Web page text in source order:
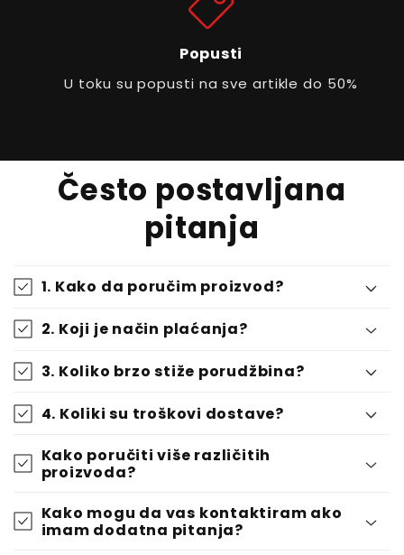
Popusti
U toku su popusti na sve artikle do 50%
Često postavljana
pitanja
1. Kako da poručim proizvod?
2. Koji je način plaćanja?
3. Koliko brzo stiže porudžbina?
4. Koliki su troškovi dostave?
Kako poručiti više različitih
proizvoda?
Kako mogu da vas kontaktiram ako
imam dodatna pitanja?